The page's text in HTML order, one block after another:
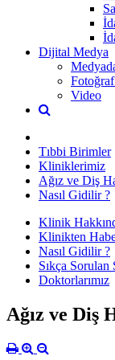
Dijital Medya
Video
Tıbbi Birimler
Kliniklerimiz
Ağız ve Diş
Nasıl Gidilir ?
Klinik
Klinikten
Nasıl Gidilir ?
Sıkça Sorulan
Doktorlarımız
Ağız ve Diş